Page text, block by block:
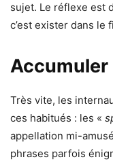
sujet. Le réflexe est
c’est exister dans le
Accumuler
Très vite, les
ces habitués : les «
appellation mi-
phrases parfois